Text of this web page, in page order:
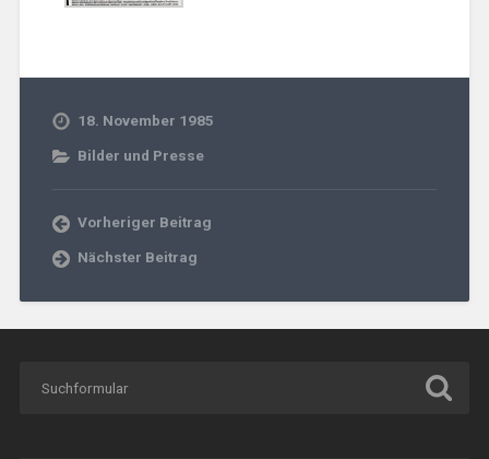
18. November 1985
Bilder und Presse
Vorheriger Beitrag
Nächster Beitrag